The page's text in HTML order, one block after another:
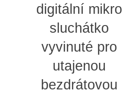
digitální mikro
sluchátko
vyvinuté pro
utajenou
bezdrátovou